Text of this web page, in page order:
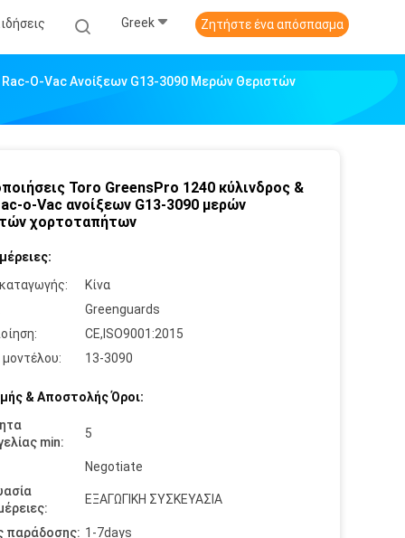
Greek Ζητήστε ένα απόσπασμα
Ο-Vac Ανοίξεων G13-3090 Μερών Θεριστών
Toro GreensPro 1240 κύλινδρος &
ο-Vac ανοίξεων G13-3090 μερών
χορτοταπήτων
Κίνα
Greenguards
CE,ISO9001:2015
13-3090
& Αποστολής Όροι:
min:
5
Negotiate
ΕΞΑΓΩΓΙΚΗ ΣΥΣΚΕΥΑΣΙΑ
παράδοσης: 1-7days